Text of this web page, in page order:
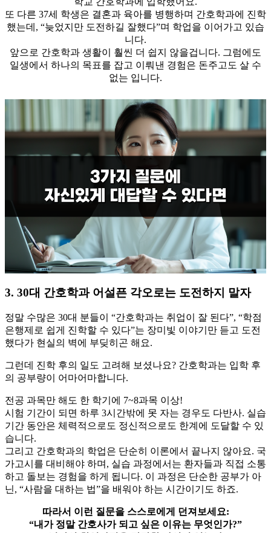
​또 다른 37세 학생은 결혼과 육아를 병행하며 간호학과에 진학
했는데, “늦었지만 도전하길 잘했다”며 학업을 이어가고 있습
니다.
​앞으로 간호학과 생활이 훨씬 더 쉽지 않을겁니다. 그럼에도
일생에서 하나의 목표를 잡고 이뤄낸 경험은 돈주고도 살 수
없는 입니다.
3. 30대 간호학과 어설픈 각오로는 도전하지 말자
정말 수많은 30대 분들이 “간호학과는 취업이 잘 된다”, “학점
은행제로 쉽게 진학할 수 있다”는 장미빛 이야기만 듣고 도전
했다가 현실의 벽에 부딪히곤 해요.
그런데 진학 후의 일도 고려해 보셨나요? 간호학과는 입학 후
의 공부량이 어마어마합니다.
​전공 과목만 해도 한 학기에 7~8과목 이상!
시험 기간이 되면 하루 3시간밖에 못 자는 경우도 다반사. 실습
기간 동안은 체력적으로도 정신적으로도 한계에 도달할 수 있
습니다.
그리고 간호학과의 학업은 단순히 이론에서 끝나지 않아요. 국
가고시를 대비해야 하며, 실습 과정에서는 환자들과 직접 소통
하고 돌보는 경험을 하게 됩니다. 이 과정은 단순한 공부가 아
닌, “사람을 대하는 법”을 배워야 하는 시간이기도 하죠.
​따라서 이런 질문을 스스로에게 던져보세요:
“내가 정말 간호사가 되고 싶은 이유는 무엇인가?”